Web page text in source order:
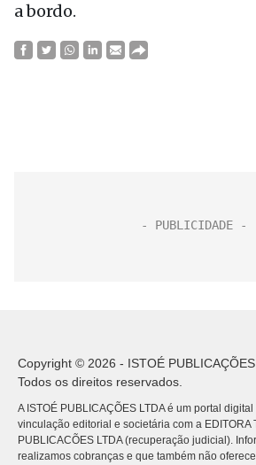
a bordo.
Copyright © 2026 - ISTOÉ
Todos os direitos reservados.
A ISTOÉ PUBLICAÇÕES LTDA é um portal
vinculação editorial e societária com a EDITORA
PUBLICACÕES LTDA (recuperação judicial).
realizamos cobranças e que também não